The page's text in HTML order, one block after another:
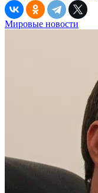
Мировые новости